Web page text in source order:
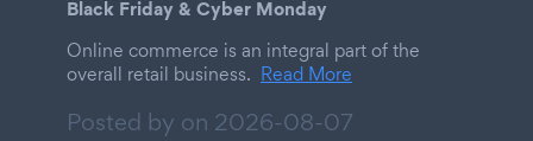
Black Friday & Cyber Monday
Online commerce is an integral part of the
overall retail business. Read More
Posted by on 2026-08-07